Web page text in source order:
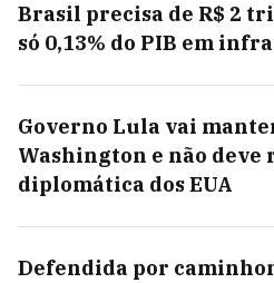
Brasil precisa de R$ 2
só 0,13% do PIB em
Governo Lula vai
Washington e não deve
diplomática dos EUA
Defendida por